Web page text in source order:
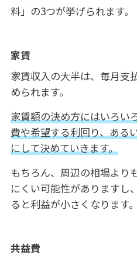
料」の3つが挙げられます。
家賃
家賃収入の大半は、毎月支
められます。
家賃額の決め方にはいろい
費や希望する利回り、ある
にして決めていきます。
もちろん、周辺の相場より
にくい可能性がありますし
ると利益が小さくなります。
共益費